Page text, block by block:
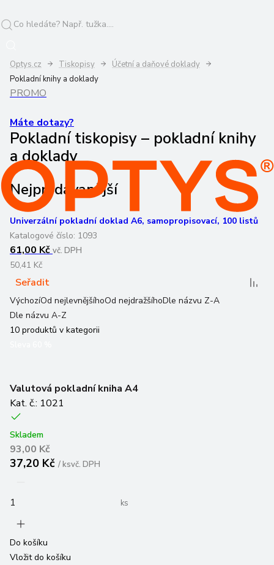
Optys.cz Tiskopisy
Účetní a daňové doklady
Pokladní knihy a doklady
PROMO
Máte dotazy?
Pokladní tiskopisy – pokladní knihy
a doklady
Nejprodávanější
Univerzální pokladní doklad A6, samopropisovací, 100 listů
Katalogové číslo: 1093
61,00 Kč vč. DPH
50,41 Kč
Seřadit
VýchozíOd nejlevnějšíhoOd nejdražšíhoDle názvu Z-A
Dle názvu A-Z
10 produktů v kategorii
Valutová pokladní kniha A4
Kat. č.: 1021
Skladem
93,00 Kč
37,20 Kč /ksvč. DPH
ks
Do košíku
Vložit do košíku